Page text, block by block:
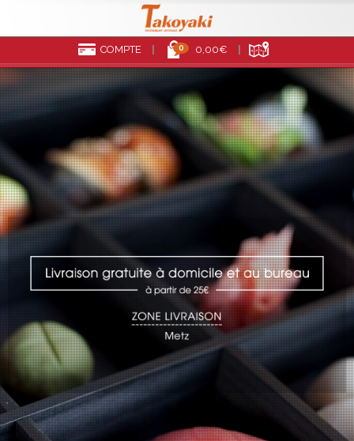
COMPTE 0 0,00€